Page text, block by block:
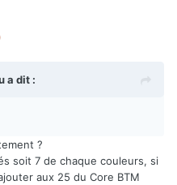
a dit :
?
soit 7 de chaque couleurs, si
aux 25 du Core BTM